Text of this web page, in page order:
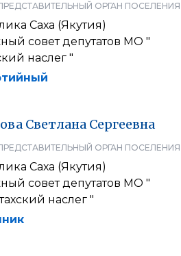
ОРГАН ПОСЕЛЕНИЯ
Саха (Якутия)
совет депутатов МО "
наслег "
Светлана Сергеевна
ОРГАН ПОСЕЛЕНИЯ
Саха (Якутия)
совет депутатов МО "
наслег "